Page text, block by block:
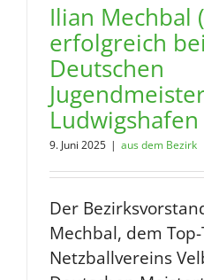
Ilian Mechbal
erfolgreich
Deutschen
Ludwigshafen
9. Juni 2025 | aus dem Bezirk
Der
Mechbal, dem
Netzballvereins